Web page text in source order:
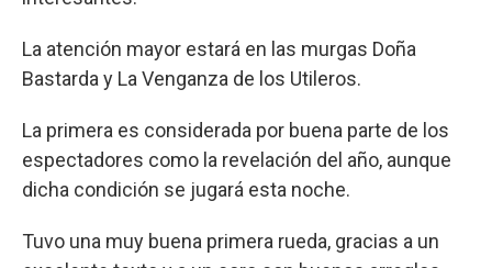
La atención mayor estará en las murgas Doña
Bastarda y La Venganza de los Utileros.
La primera es considerada por buena parte de los
espectadores como la revelación del año, aunque
dicha condición se jugará esta noche.
Tuvo una muy buena primera rueda, gracias a un